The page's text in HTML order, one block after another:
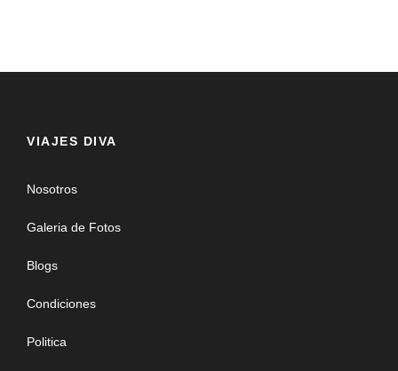
VIAJES DIVA
Nosotros
Galeria de Fotos
Blogs
Condiciones
Politica